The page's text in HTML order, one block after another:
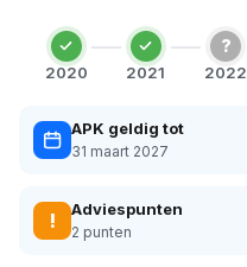
2020 2021
?
2022
APK geldig tot
31 maart 2027
! Adviespunten
2 punten